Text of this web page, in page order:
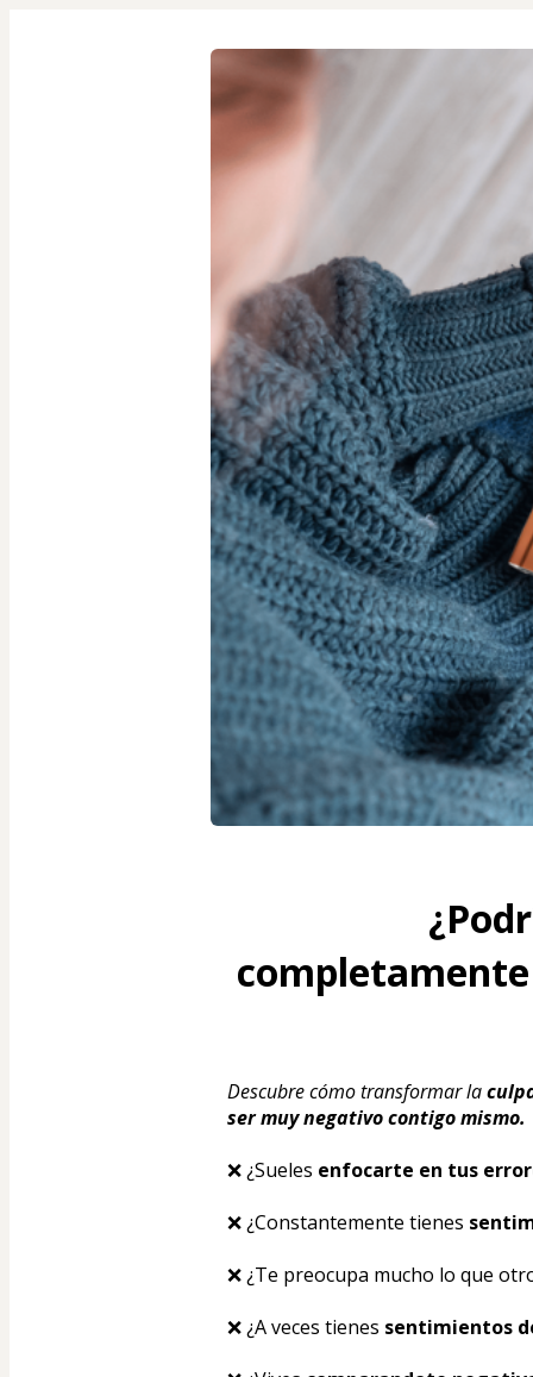
completamente
Descubre cómo transformar la
ser muy negativo contigo mismo.
❌ ¿Sueles enfocarte en tus
❌ ¿Constantemente tienes
❌ ¿Te preocupa mucho lo que
❌ ¿A veces tienes sentimientos